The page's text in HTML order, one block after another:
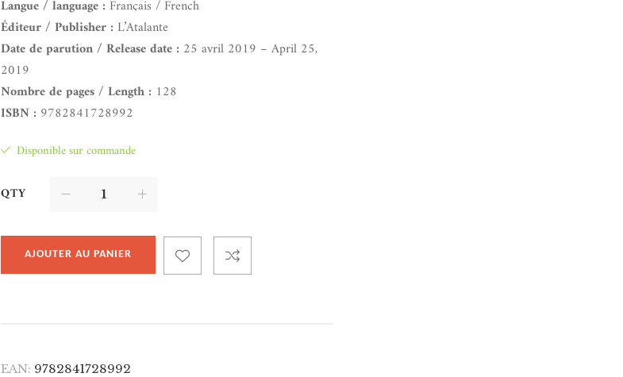
Langue / language : Français / French
Éditeur / Publisher : L’Atalante
Date de parution / Release date : 25 avril 2019 – April 25,
2019
Nombre de pages / Length : 128
ISBN : 9782841728992
Disponible sur commande
QTY
AJOUTER AU PANIER
EAN: 9782841728992